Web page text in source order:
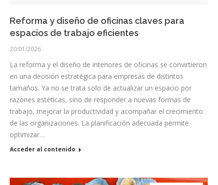
Reforma y diseño de oficinas claves para
espacios de trabajo eficientes
20/01/2026
La reforma y el diseño de interiores de oficinas se convirtieron
en una decisión estratégica para empresas de distintos
tamaños. Ya no se trata solo de actualizar un espacio por
razones estéticas, sino de responder a nuevas formas de
trabajo, mejorar la productividad y acompañar el crecimiento
de las organizaciones. La planificación adecuada permite
optimizar…
Acceder al contenido